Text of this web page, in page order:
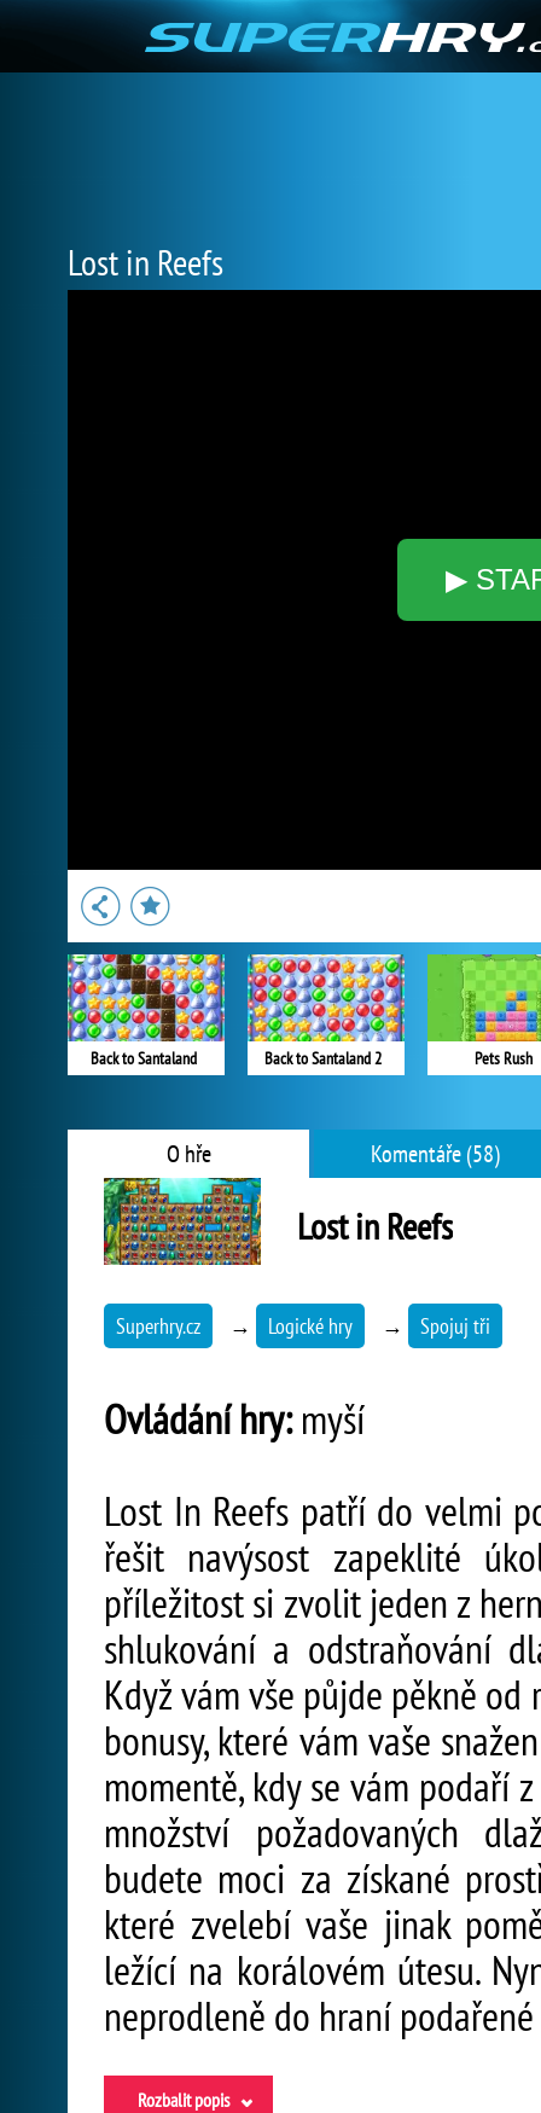
Lost in Reefs
▶
Back to Santaland Back to Santaland 2 Pets Rush
O hře Komentáře (58)
Lost in Reefs
Superhry.cz → Logické hry → Spojuj tři
Ovládání hry:myší
Lost In Reefs patří do velmi
řešit navýsost zapeklité
příležitost si zvolit jeden z
shlukování a odstraňování
Když vám vše půjde pěkně
bonusy, které vám vaše
momentě, kdy se vám podaří
množství požadovaných
budete moci za získané
které zvelebí vaše jinak
ležící na korálovém útesu.
neprodleně do hraní
Rozbalit popis